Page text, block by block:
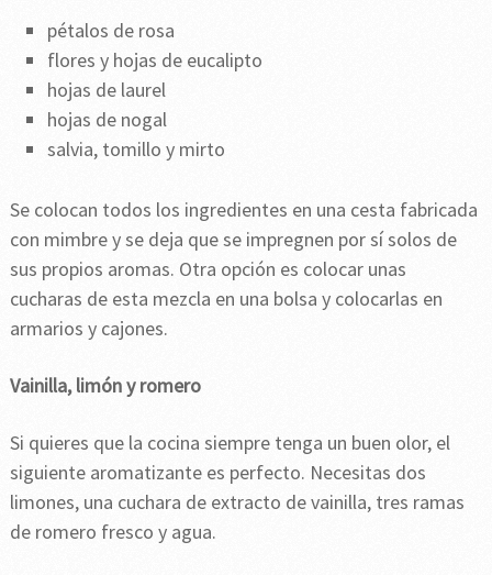
pétalos de rosa
flores y hojas de eucalipto
hojas de laurel
hojas de nogal
salvia, tomillo y mirto
Se colocan todos los ingredientes en una cesta fabricada
con mimbre y se deja que se impregnen por sí solos de
sus propios aromas. Otra opción es colocar unas
cucharas de esta mezcla en una bolsa y colocarlas en
armarios y cajones.
Vainilla, limón y romero
Si quieres que la cocina siempre tenga un buen olor, el
siguiente aromatizante es perfecto. Necesitas dos
limones, una cuchara de extracto de vainilla, tres ramas
de romero fresco y agua.